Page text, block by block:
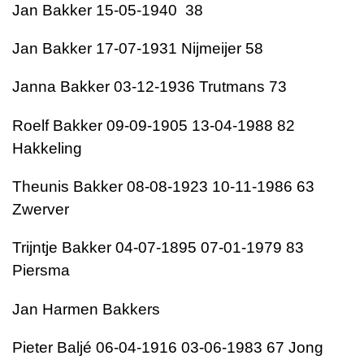
Jan Bakker 15-05-1940 38
Jan Bakker 17-07-1931 Nijmeijer 58
Janna Bakker 03-12-1936 Trutmans 73
Roelf Bakker 09-09-1905 13-04-1988 82
Hakkeling
Theunis Bakker 08-08-1923 10-11-1986 63
Zwerver
Trijntje Bakker 04-07-1895 07-01-1979 83
Piersma
Jan Harmen Bakkers
Pieter Baljé 06-04-1916 03-06-1983 67 Jong